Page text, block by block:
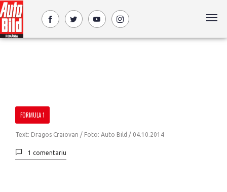
FORMULA 1
Text: Dragos Craiovan / Foto: Auto Bild / 04.10.2014
1 comentariu